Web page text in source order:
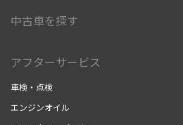
中古車を探す
アフターサービス
車検・点検
エンジンオイル